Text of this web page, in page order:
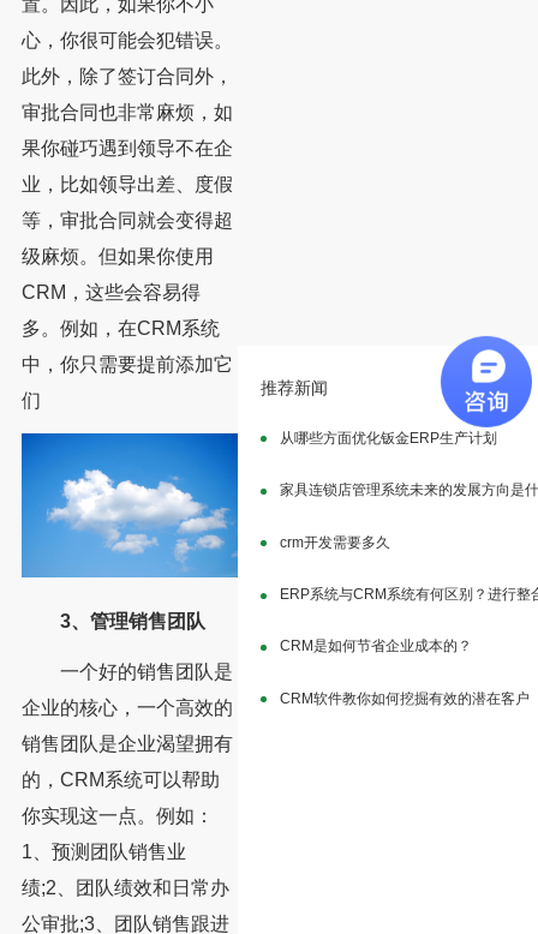
心，你很可能会犯错误。
此外，除了签订合同外，
审批合同也非常麻烦，如
果你碰巧遇到领导不在企
业，比如领导出差、度假
等，审批合同就会变得超
级麻烦。但如果你使用
CRM，这些会容易得
多。例如，在CRM系统
中，你只需要提前添加它
们
3、管理销售团队
一个好的销售团队是
企业的核心，一个高效的
销售团队是企业渴望拥有
的，CRM系统可以帮助
你实现这一点。例如：
1、预测团队销售业
绩;2、团队绩效和日常办
公审批;3、团队销售跟进
推荐新闻
从哪些方面优化钣金ERP生产计划
家具连锁店管理系统未来的发展方向是
crm开发需要多久
ERP系统与CRM系统有何区别？进行整
CRM是如何节省企业成本的？
CRM软件教你如何挖掘有效的潜在客户